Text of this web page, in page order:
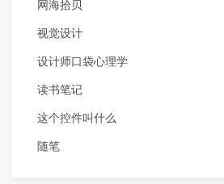
网海拾贝
视觉设计
设计师口袋心理学
读书笔记
这个控件叫什么
随笔